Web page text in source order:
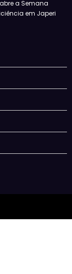
a Semana
em Japeri